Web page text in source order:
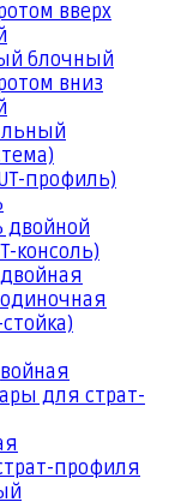
вверх
блочный
вниз
профиль)
двойной
консоль)
для страт-
профиля